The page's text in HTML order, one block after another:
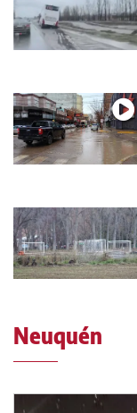
Neuquén